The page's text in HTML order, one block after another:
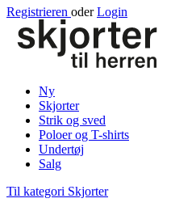
Registrieren oder Login
Ny
Skjorter
Strik og sved
Poloer og T-shirts
Undertøj
Salg
Til kategori Skjorter